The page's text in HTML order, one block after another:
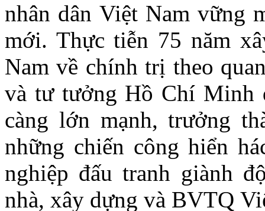
nhân dân Việt Nam vững
mới. Thực tiễn 75 năm
Nam về chính trị theo
và tư tưởng Hồ Chí Minh
càng lớn mạnh, trưởng
những chiến công hiển
nghiệp đấu tranh giành
nhà, xây dựng và BVTQ